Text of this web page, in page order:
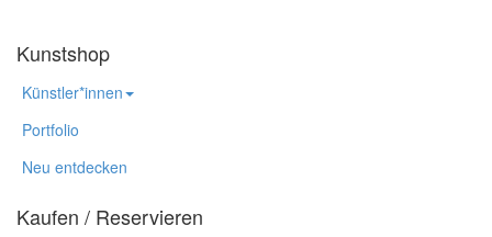
Kunstshop
Künstler*innen
Portfolio
Neu entdecken
Kaufen / Reservieren